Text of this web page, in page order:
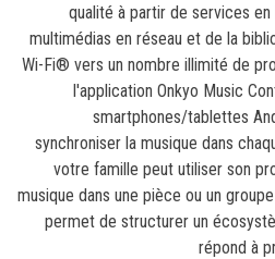
qualité à partir de services
multimédias en réseau et de la
Wi-Fi® vers un nombre illimité de
l'application Onkyo Music
smartphones/tablettes
synchroniser la musique dans
votre famille peut utiliser son
musique dans une pièce ou un
permet de structurer un
répond à